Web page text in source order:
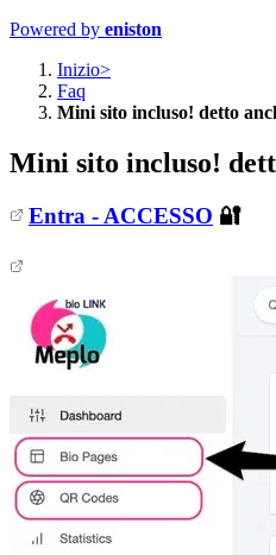
Powered by eniston
Inizio>
Faq
Mini sito incluso! detto
Mini sito incluso!
Entra - ACCESSO 🔐